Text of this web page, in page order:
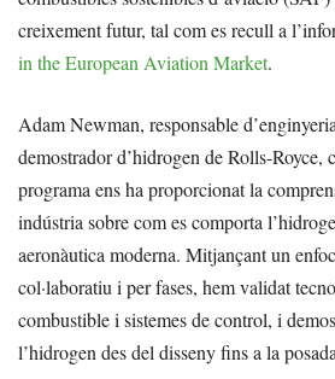
creixement futur, tal com es recull a
in the European Aviation Market.
Adam Newman, responsable
demostrador d’hidrogen de Rolls-Royce,
programa ens ha proporcionat la
indústria sobre com es comporta
aeronàutica moderna. Mitjançant un
col·laboratiu i per fases, hem validat
combustible i sistemes de control, i
l’hidrogen des del disseny fins a la